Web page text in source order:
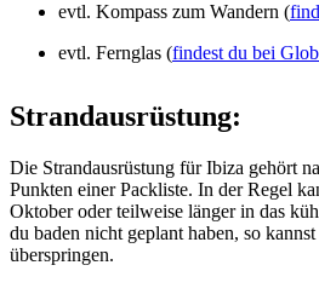
evtl. Kompass zum Wandern (
evtl. Fernglas (findest du bei
Strandausrüstung:
Die Strandausrüstung für Ibiza gehört
Punkten einer Packliste. In der Regel
Oktober oder teilweise länger in das
du baden nicht geplant haben, so
überspringen.